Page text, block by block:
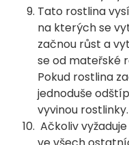
Tato rostlina
na kterých se
začnou růst a
se od mateřské
Pokud rostlina
jednoduše
vyvinou rostlinky.
Ačkoliv